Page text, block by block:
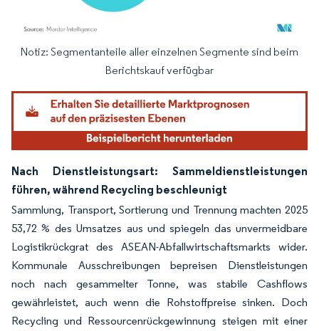
Bild © Mordor Intelligence. Wiederverwendung erfordert Namensnennung
Notiz: Segmentanteile aller einzelnen Segmente sind beim
Berichtskauf verfügbar
Nach Dienstleistungsart: Sammeldienstleistungen
führen, während Recycling beschleunigt
Sammlung, Transport, Sortierung und Trennung machten 2025
53,72 % des Umsatzes aus und spiegeln das unvermeidbare
Logistikrückgrat des ASEAN-Abfallwirtschaftsmarkts wider.
Kommunale Ausschreibungen bepreisen Dienstleistungen
noch nach gesammelter Tonne, was stabile Cashflows
gewährleistet, auch wenn die Rohstoffpreise sinken. Doch
Recycling und Ressourcenrückgewinnung steigen mit einer